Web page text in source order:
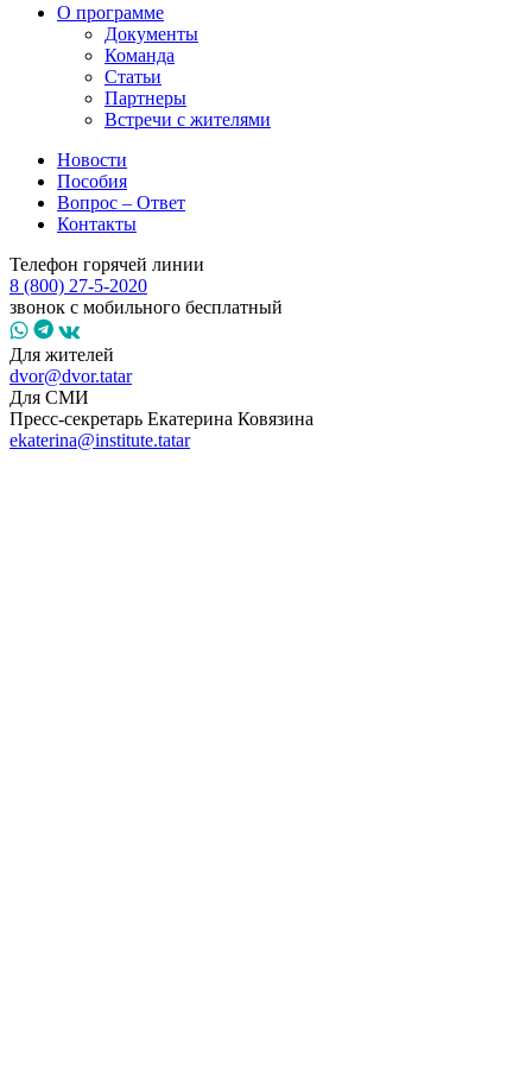
О программе
Документы
Команда
Статьи
Партнеры
Встречи с жителями
Новости
Пособия
Вопрос – Ответ
Контакты
Телефон горячей линии
8 (800) 27-5-2020
звонок с мобильного бесплатный
Для жителей
dvor@dvor.tatar
Для СМИ
Пресс-секретарь Екатерина Ковязина
ekaterina@institute.tatar